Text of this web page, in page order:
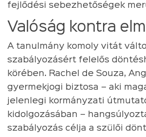
fejlődési sebezhetőségek
Valóság kontra
A tanulmány komoly vitát
szabályozásért felelős
körében. Rachel de Souza,
gyermekjogi biztosa – aki
jelenlegi kormányzati
kidolgozásában –
szabályozás célja a szülői